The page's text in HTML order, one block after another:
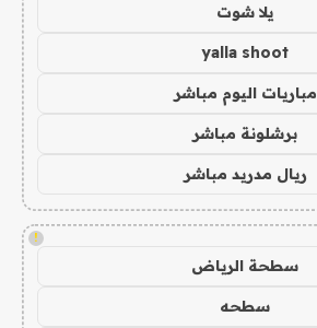
يلا شوت
yalla shoot
مباريات اليوم مباشر
برشلونة مباشر
ريال مدريد مباشر
!
سطحة الرياض
سطحه